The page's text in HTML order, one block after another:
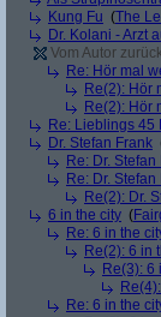
Kung Fu (The
Dr. Kolani - Arzt
Vom Autor
Re: Hör mal
Re(2): Hör
Re(2): Hör
Re: Lieblings 45
Dr. Stefan Frank
Re: Dr. Stefan
Re: Dr. Stefan
Re(2): Dr.
6 in the city (
Re: 6 in the
Re(2): 6 in
Re(3): 6
Re: 6 in the